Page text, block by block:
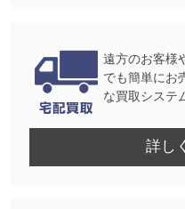
遠方のお客様
でも簡単にお
な買取システ
詳し